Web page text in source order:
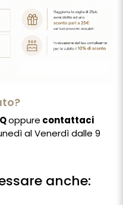
oppure contattaci
al Venerdì dalle 9
anche: